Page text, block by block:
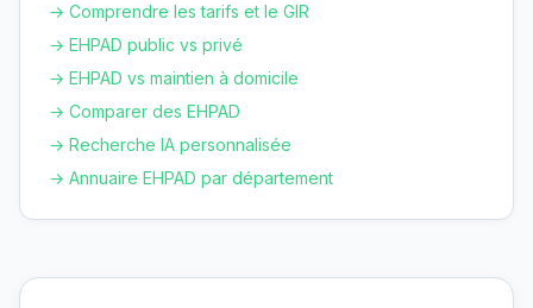
→ Comprendre les tarifs et le GIR
→ EHPAD public vs privé
→ EHPAD vs maintien à domicile
→ Comparer des EHPAD
→ Recherche IA personnalisée
→ Annuaire EHPAD par département